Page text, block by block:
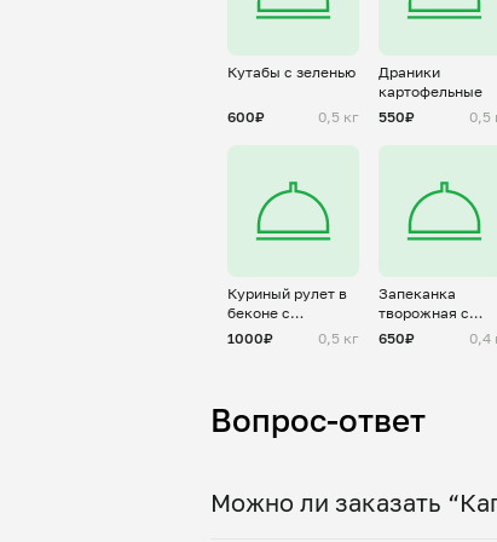
Кутабы с зеленью
600₽ 0,5 кг
Драники
картофельные
550₽
0,5
Куриный рулет в
беконе с
шпинатом и
1000₽ 0,5 кг
Запеканка
творожная с
ананасами
650₽ 0,4
Вопрос-ответ
Можно ли заказать